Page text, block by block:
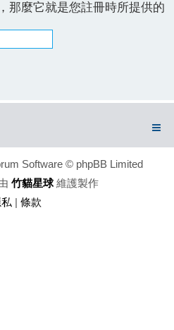
那麼它就是您註冊時所提供的
Software © phpBB Limited
竹貓星球維護製作
| 條款